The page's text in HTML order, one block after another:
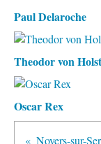
Paul Delaroche
Theodor von Holst
Oscar Rex
Noyers-sur-